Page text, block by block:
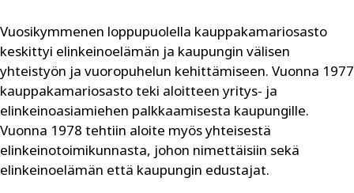
Vuosikymmenen loppupuolella kauppakamariosasto
keskittyi elinkeinoelämän ja kaupungin välisen
yhteistyön ja vuoropuhelun kehittämiseen. Vuonna 1977
kauppakamariosasto teki aloitteen yritys- ja
elinkeinoasiamiehen palkkaamisesta kaupungille.
Vuonna 1978 tehtiin aloite myös yhteisestä
elinkeinotoimikunnasta, johon nimettäisiin sekä
elinkeinoelämän että kaupungin edustajat.